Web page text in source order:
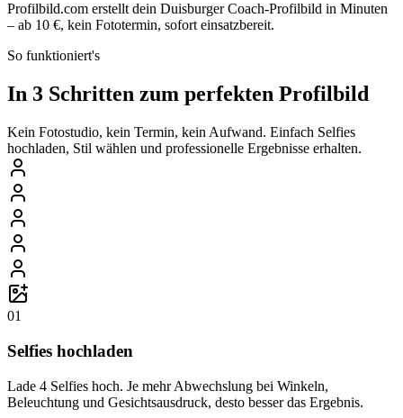
Profilbild.com erstellt dein Duisburger Coach-Profilbild in Minuten
– ab 10 €, kein Fototermin, sofort einsatzbereit.
So funktioniert's
In 3 Schritten zum perfekten Profilbild
Kein Fotostudio, kein Termin, kein Aufwand. Einfach Selfies
hochladen, Stil wählen und professionelle Ergebnisse erhalten.
01
Selfies hochladen
Lade 4 Selfies hoch. Je mehr Abwechslung bei Winkeln,
Beleuchtung und Gesichtsausdruck, desto besser das Ergebnis.